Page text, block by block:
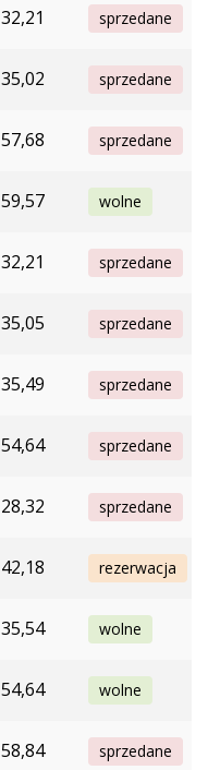
32,21 sprzedane
35,02 sprzedane
57,68 sprzedane
59,57 wolne
32,21 sprzedane
35,05 sprzedane
35,49 sprzedane
54,64 sprzedane
28,32 sprzedane
42,18 rezerwacja
35,54 wolne
54,64 wolne
58,84 sprzedane